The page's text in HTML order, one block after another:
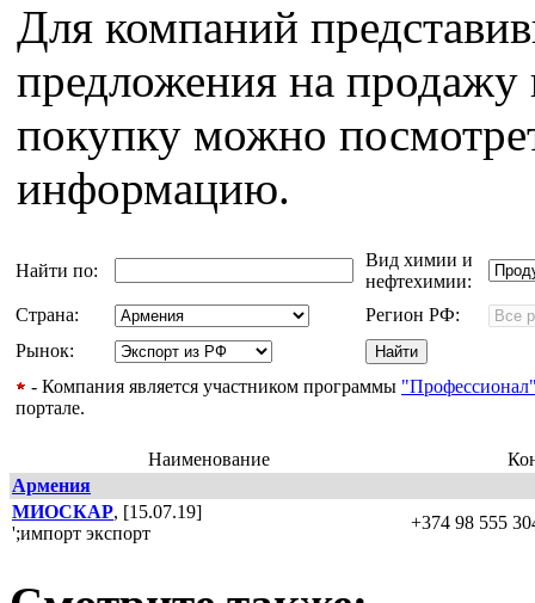
Для компаний
предложения на продажу
покупку можно
информацию.
Найти по:
Вид химии и
нефтехимии:
Страна:
Регион РФ:
Рынок:
- Компания является участником программы
портале.
Наименование
Армения
МИОСКАР, [15.07.19]
';импорт экспорт
+374 98 555